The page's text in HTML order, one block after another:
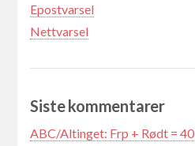
Epostvarsel
Nettvarsel
Siste kommentarer
ABC/Altinget: Frp + Rødt = 40